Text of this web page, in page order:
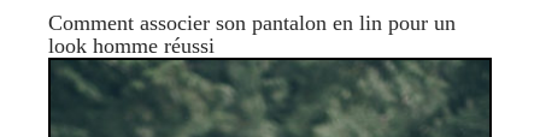
Comment associer son pantalon en lin pour un
look homme réussi